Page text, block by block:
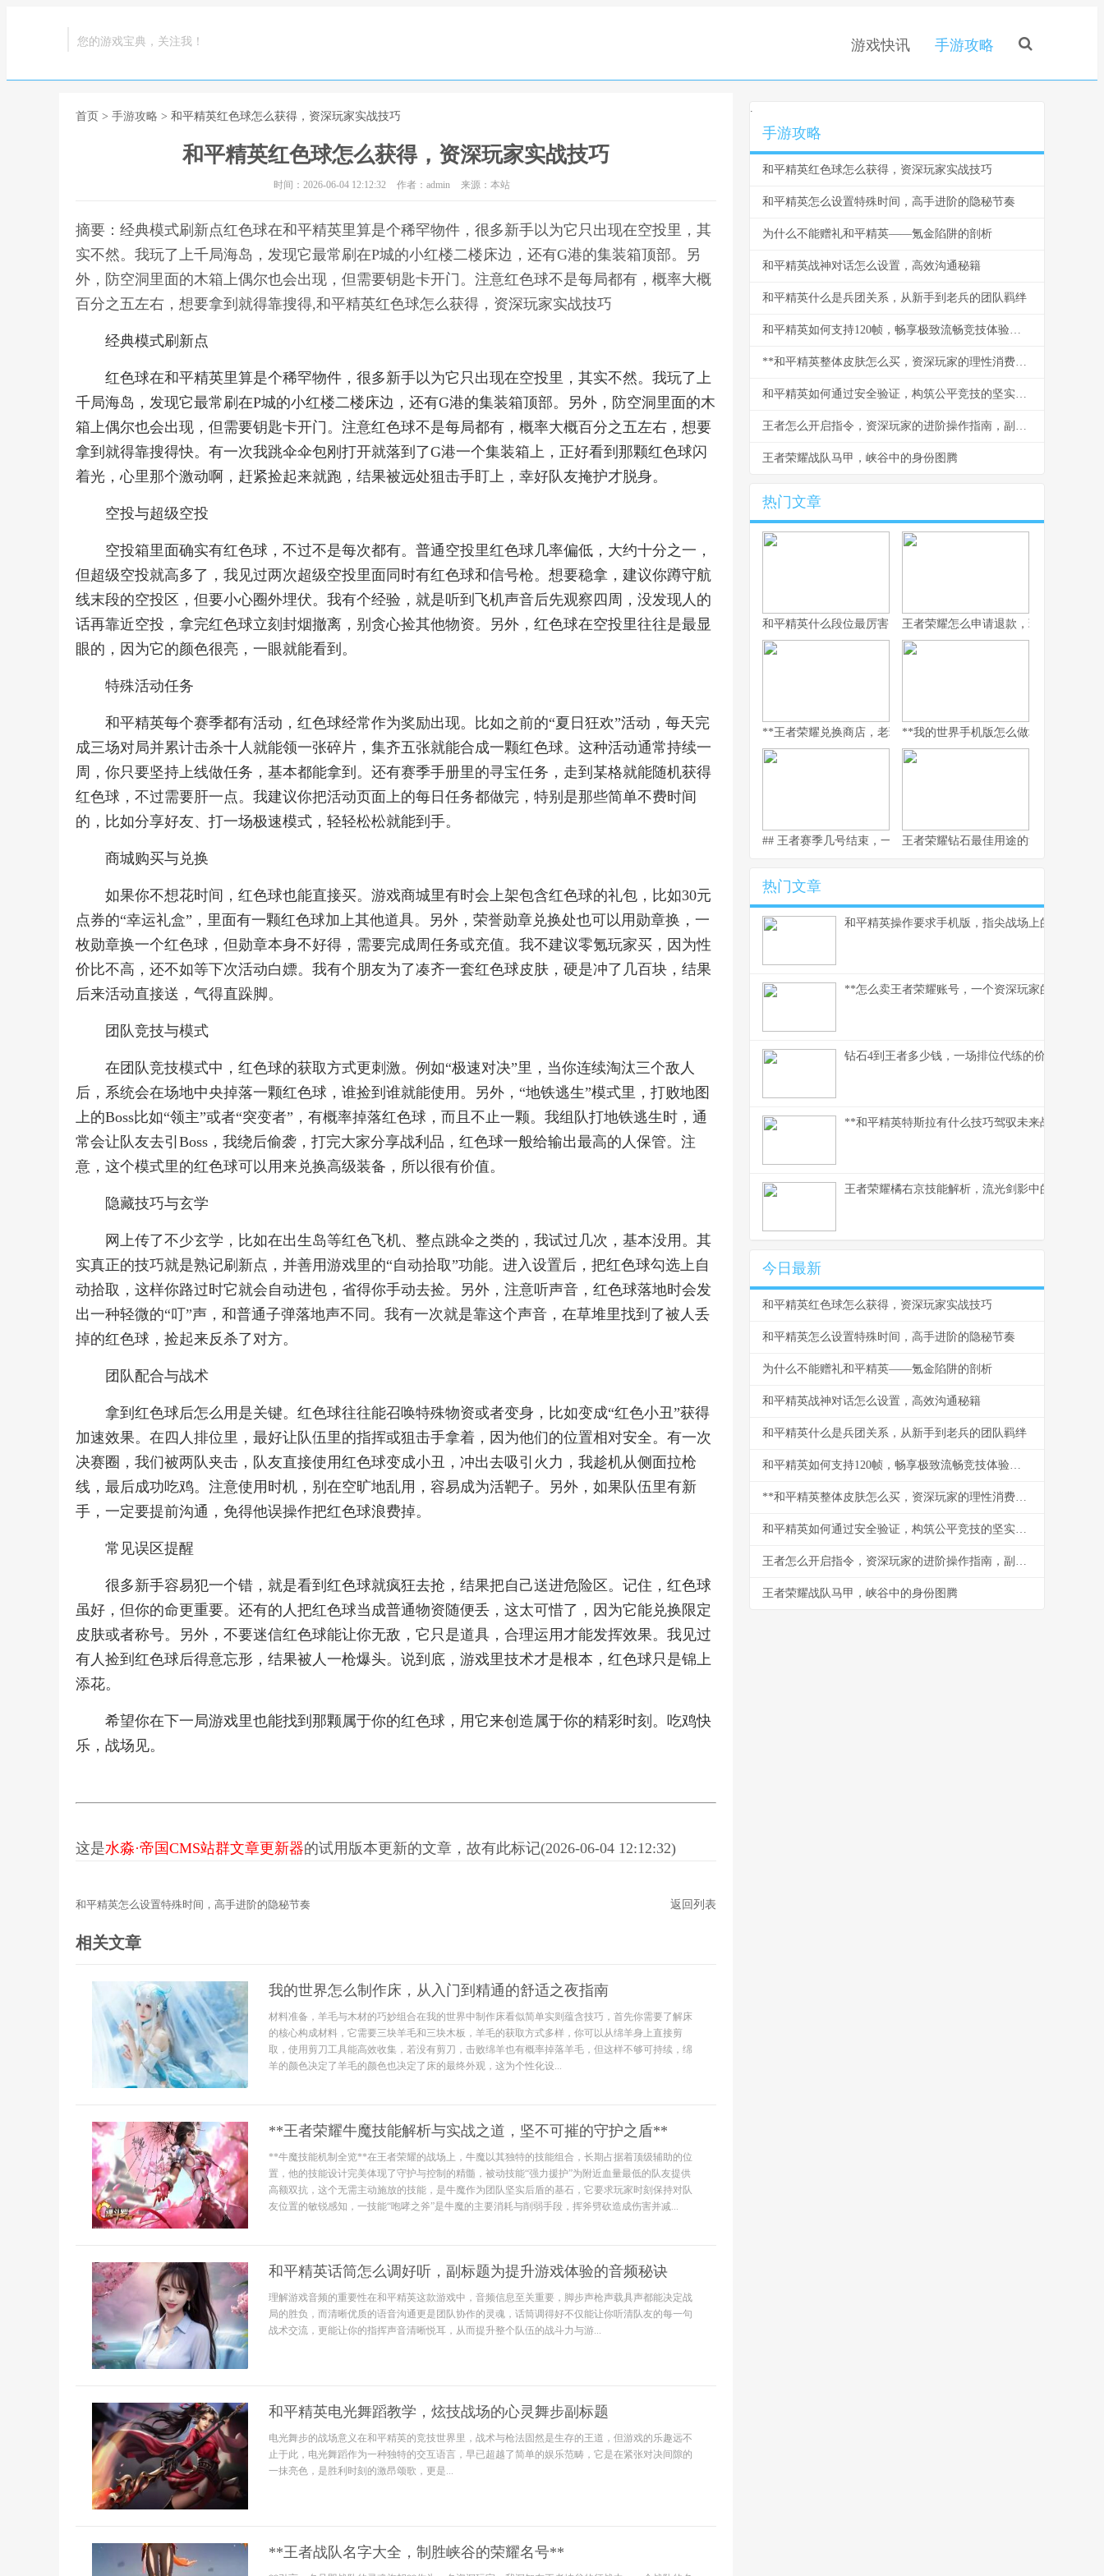
您的游戏宝典，关注我！ 游戏快讯 手游攻略
首页 > 手游攻略 > 和平精英红色球怎么获得，资深玩家实战技巧
和平精英红色球怎么获得，资深玩家实战技巧
时间：2026-06-04 12:12:32 作者：admin 来源：本站
摘要：经典模式刷新点红色球在和平精英里算是个稀罕物件，很多新手以为它只出现在空投里，其
实不然。我玩了上千局海岛，发现它最常刷在P城的小红楼二楼床边，还有G港的集装箱顶部。另
外，防空洞里面的木箱上偶尔也会出现，但需要钥匙卡开门。注意红色球不是每局都有，概率大概
百分之五左右，想要拿到就得靠搜得,和平精英红色球怎么获得，资深玩家实战技巧
经典模式刷新点
红色球在和平精英里算是个稀罕物件，很多新手以为它只出现在空投里，其实不然。我玩了上
千局海岛，发现它最常刷在P城的小红楼二楼床边，还有G港的集装箱顶部。另外，防空洞里面的木
箱上偶尔也会出现，但需要钥匙卡开门。注意红色球不是每局都有，概率大概百分之五左右，想要
拿到就得靠搜得快。有一次我跳伞伞包刚打开就落到了G港一个集装箱上，正好看到那颗红色球闪
着光，心里那个激动啊，赶紧捡起来就跑，结果被远处狙击手盯上，幸好队友掩护才脱身。
空投与超级空投
空投箱里面确实有红色球，不过不是每次都有。普通空投里红色球几率偏低，大约十分之一，
但超级空投就高多了，我见过两次超级空投里面同时有红色球和信号枪。想要稳拿，建议你蹲守航
线末段的空投区，但要小心圈外埋伏。我有个经验，就是听到飞机声音后先观察四周，没发现人的
话再靠近空投，拿完红色球立刻封烟撤离，别贪心捡其他物资。另外，红色球在空投里往往是最显
眼的，因为它的颜色很亮，一眼就能看到。
特殊活动任务
和平精英每个赛季都有活动，红色球经常作为奖励出现。比如之前的“夏日狂欢”活动，每天完
成三场对局并累计击杀十人就能领一张碎片，集齐五张就能合成一颗红色球。这种活动通常持续一
周，你只要坚持上线做任务，基本都能拿到。还有赛季手册里的寻宝任务，走到某格就能随机获得
红色球，不过需要肝一点。我建议你把活动页面上的每日任务都做完，特别是那些简单不费时间
的，比如分享好友、打一场极速模式，轻轻松松就能到手。
商城购买与兑换
如果你不想花时间，红色球也能直接买。游戏商城里有时会上架包含红色球的礼包，比如30元
点券的“幸运礼盒”，里面有一颗红色球加上其他道具。另外，荣誉勋章兑换处也可以用勋章换，一
枚勋章换一个红色球，但勋章本身不好得，需要完成周任务或充值。我不建议零氪玩家买，因为性
价比不高，还不如等下次活动白嫖。我有个朋友为了凑齐一套红色球皮肤，硬是冲了几百块，结果
后来活动直接送，气得直跺脚。
团队竞技与模式
在团队竞技模式中，红色球的获取方式更刺激。例如“极速对决”里，当你连续淘汰三个敌人
后，系统会在场地中央掉落一颗红色球，谁捡到谁就能使用。另外，“地铁逃生”模式里，打败地图
上的Boss比如“领主”或者“突变者”，有概率掉落红色球，而且不止一颗。我组队打地铁逃生时，通
常会让队友去引Boss，我绕后偷袭，打完大家分享战利品，红色球一般给输出最高的人保管。注
意，这个模式里的红色球可以用来兑换高级装备，所以很有价值。
隐藏技巧与玄学
网上传了不少玄学，比如在出生岛等红色飞机、整点跳伞之类的，我试过几次，基本没用。其
实真正的技巧就是熟记刷新点，并善用游戏里的“自动拾取”功能。进入设置后，把红色球勾选上自
动拾取，这样你路过时它就会自动进包，省得你手动去捡。另外，注意听声音，红色球落地时会发
出一种轻微的“叮”声，和普通子弹落地声不同。我有一次就是靠这个声音，在草堆里找到了被人丢
掉的红色球，捡起来反杀了对方。
团队配合与战术
拿到红色球后怎么用是关键。红色球往往能召唤特殊物资或者变身，比如变成“红色小丑”获得
加速效果。在四人排位里，最好让队伍里的指挥或狙击手拿着，因为他们的位置相对安全。有一次
决赛圈，我们被两队夹击，队友直接使用红色球变成小丑，冲出去吸引火力，我趁机从侧面拉枪
线，最后成功吃鸡。注意使用时机，别在空旷地乱用，容易成为活靶子。另外，如果队伍里有新
手，一定要提前沟通，免得他误操作把红色球浪费掉。
常见误区提醒
很多新手容易犯一个错，就是看到红色球就疯狂去抢，结果把自己送进危险区。记住，红色球
虽好，但你的命更重要。还有的人把红色球当成普通物资随便丢，这太可惜了，因为它能兑换限定
皮肤或者称号。另外，不要迷信红色球能让你无敌，它只是道具，合理运用才能发挥效果。我见过
有人捡到红色球后得意忘形，结果被人一枪爆头。说到底，游戏里技术才是根本，红色球只是锦上
添花。
希望你在下一局游戏里也能找到那颗属于你的红色球，用它来创造属于你的精彩时刻。吃鸡快
乐，战场见。
这是水淼·帝国CMS站群文章更新器的试用版本更新的文章，故有此标记(2026-06-04 12:12:32)
和平精英怎么设置特殊时间，高手进阶的隐秘节奏 返回列表
相关文章
我的世界怎么制作床，从入门到精通的舒适之夜指南
材料准备，羊毛与木材的巧妙组合在我的世界中制作床看似简单实则蕴含技巧，首先你需要了解床
的核心构成材料，它需要三块羊毛和三块木板，羊毛的获取方式多样，你可以从绵羊身上直接剪
取，使用剪刀工具能高效收集，若没有剪刀，击败绵羊也有概率掉落羊毛，但这样不够可持续，绵
羊的颜色决定了羊毛的颜色也决定了床的最终外观，这为个性化设...
**王者荣耀牛魔技能解析与实战之道，坚不可摧的守护之盾**
**牛魔技能机制全览**在王者荣耀的战场上，牛魔以其独特的技能组合，长期占据着顶级辅助的位
置，他的技能设计完美体现了守护与控制的精髓，被动技能“强力援护”为附近血量最低的队友提供
高额双抗，这个无需主动施放的技能，是牛魔作为团队坚实后盾的基石，它要求玩家时刻保持对队
友位置的敏锐感知，一技能“咆哮之斧”是牛魔的主要消耗与削弱手段，挥斧劈砍造成伤害并减...
和平精英话筒怎么调好听，副标题为提升游戏体验的音频秘诀
理解游戏音频的重要性在和平精英这款游戏中，音频信息至关重要，脚步声枪声载具声都能决定战
局的胜负，而清晰优质的语音沟通更是团队协作的灵魂，话筒调得好不仅能让你听清队友的每一句
战术交流，更能让你的指挥声音清晰悦耳，从而提升整个队伍的战斗力与游...
和平精英电光舞蹈教学，炫技战场的心灵舞步副标题
电光舞步的战场意义在和平精英的竞技世界里，战术与枪法固然是生存的王道，但游戏的乐趣远不
止于此，电光舞蹈作为一种独特的交互语言，早已超越了简单的娱乐范畴，它是在紧张对决间隙的
一抹亮色，是胜利时刻的激昂颂歌，更是...
**王者战队名字大全，制胜峡谷的荣耀名号**
.
手游攻略
和平精英红色球怎么获得，资深玩家实战技巧
和平精英怎么设置特殊时间，高手进阶的隐秘节奏
为什么不能赠礼和平精英——氪金陷阱的剖析
和平精英战神对话怎么设置，高效沟通秘籍
和平精英什么是兵团关系，从新手到老兵的团队羁绊
和平精英如何支持120帧，畅享极致流畅竞技体验副标题
**和平精英整体皮肤怎么买，资深玩家的理性消费指南**
和平精英如何通过安全验证，构筑公平竞技的坚实防线，副标题，一位资深玩家的深度观察与思考
王者怎么开启指令，资深玩家的进阶操作指南，副标题，探索游戏内隐藏的指令世界
王者荣耀战队马甲，峡谷中的身份图腾
热门文章
和平精英什么段位最厉害，探寻段位背后的实力真相，副标题，巅
王者荣耀怎么申请退款，玩家权益守
**王者荣耀兑换商店，老玩家的策略与情怀之地，副标题，积攒与
**我的世界手机版怎么做地狱门，手机
## 王者赛季几号结束，一场全民竞逐的时光仪式
王者荣耀钻石最佳用途的深度解析，副
热门文章
和平精英操作要求手机版，指尖战场上的生存法则
**怎么卖王者荣耀账号，一个资深玩家的实操指
钻石4到王者多少钱，一场排位代练的价格迷思，
**和平精英特斯拉有什么技巧驾驭未来战场的磁暴
王者荣耀橘右京技能解析，流光剑影中的刺客艺
今日最新
和平精英红色球怎么获得，资深玩家实战技巧
和平精英怎么设置特殊时间，高手进阶的隐秘节奏
为什么不能赠礼和平精英——氪金陷阱的剖析
和平精英战神对话怎么设置，高效沟通秘籍
和平精英什么是兵团关系，从新手到老兵的团队羁绊
和平精英如何支持120帧，畅享极致流畅竞技体验副标题
**和平精英整体皮肤怎么买，资深玩家的理性消费指南**
和平精英如何通过安全验证，构筑公平竞技的坚实防线，副标题，一位资深玩家的深度观察与思考
王者怎么开启指令，资深玩家的进阶操作指南，副标题，探索游戏内隐藏的指令世界
王者荣耀战队马甲，峡谷中的身份图腾